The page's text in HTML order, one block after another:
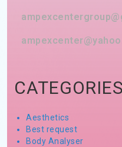
CATEGORIES
Aesthetics
Best request
Body Analyser